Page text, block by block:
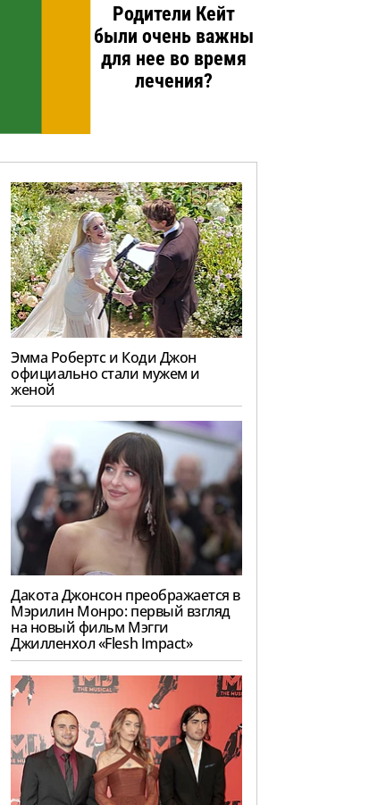
Родители Кейт
были очень важны
для нее во время
лечения?
Эмма Робертс и Коди Джон
официально стали мужем и
женой
Дакота Джонсон преображается в
Мэрилин Монро: первый взгляд
на новый фильм Мэгги
Джилленхол «Flesh Impact»